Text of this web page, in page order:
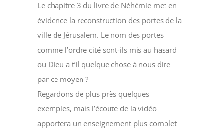
Le chapitre 3 du livre de Néhémie met en
évidence la reconstruction des portes de la
ville de Jérusalem. Le nom des portes
comme l’ordre cité sont-ils mis au hasard
ou Dieu a t’il quelque chose à nous dire
par ce moyen ?
Regardons de plus près quelques
exemples, mais l’écoute de la vidéo
apportera un enseignement plus complet